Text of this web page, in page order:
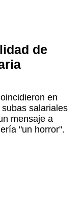
de
en
salariales
mensaje a
"un horror".